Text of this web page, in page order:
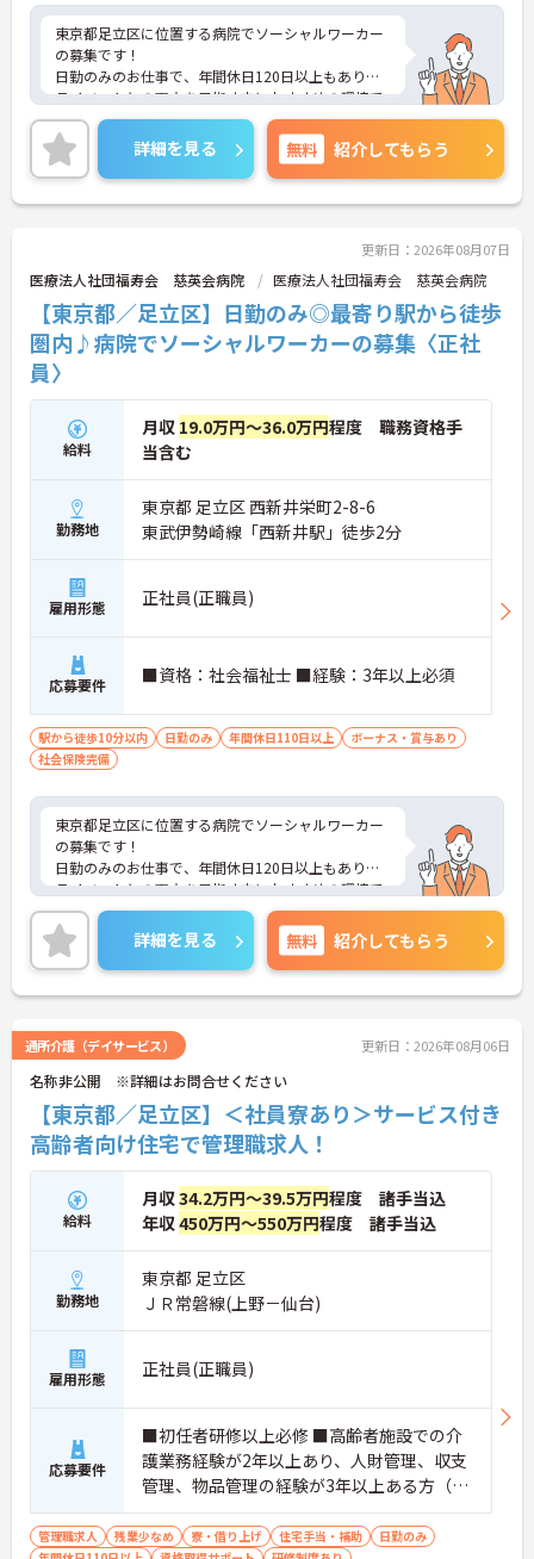
東京都足立区に位置する病院でソーシャルワーカー
の募集です！
日勤のみのお仕事で、年間休日120日以上もありプ
ライベートとの両立を目指す方におすすめの環境で
す◎最寄り駅から徒歩圏内のため通勤も楽々♪天候
に左右されず通勤ができます！昇給や賞与制度があ
り、頑張りが評価されてしっかりと還元されます。
フォロー体制もあり、経験に関わらず安心してスタ
ートできます。
ントもお伝えしますので是非ご応募お待ちしており
ます。
詳細を見る 無料 紹介してもらう
更新日：2026年08月07日
医療法人社団福寿会 慈英会病院 医療法人社団福寿会 慈英会病院
【東京都／足立区】日勤のみ◎最寄り駅から徒歩
圏内♪病院でソーシャルワーカーの募集〈正社
員〉
給料
月収 19.0万円～36.0万円程度 職務資格手
当含む
勤務地
東京都 足立区 西新井栄町2-8-6
東武伊勢崎線「西新井駅」徒歩2分
雇用形態 正社員(正職員)
応募要件 ■資格：社会福祉士 ■経験：3年以上必須
駅から徒歩10分以内 日勤のみ 年間休日110日以上
ボーナス・賞与あり
社会保険完備
東京都足立区に位置する病院でソーシャルワーカー
の募集です！
日勤のみのお仕事で、年間休日120日以上もありプ
ライベートとの両立を目指す方におすすめの環境で
す◎最寄り駅から徒歩圏内のため通勤も楽々♪天候
に左右されず通勤ができます！昇給や賞与制度があ
り、頑張りが評価されてしっかりと還元されます。
フォロー体制もあり、経験に関わらず安心してスタ
ートできます。
ントもお伝えしますので是非ご応募お待ちしており
ます。
詳細を見る 無料 紹介してもらう
通所介護（デイサービス） 更新日：2026年08月06日
名称非公開 ※詳細はお問合せください
【東京都／足立区】＜社員寮あり＞サービス付き
高齢者向け住宅で管理職求人！
給料
月収34.2万円～39.5万円程度 諸手当込
年収450万円～550万円程度 諸手当込
勤務地
東京都 足立区
ＪＲ常磐線(上野－仙台)
雇用形態 正社員(正職員)
応募要件
■初任者研修以上必修 ■高齢者施設での介
護業務経験が2年以上あり、人財管理、収支
管理、物品管理の経験が3年以上ある方（介
護業界外でも可）
管理職求人 残業少なめ 寮・借り上げ 住宅手当・補助
日勤のみ